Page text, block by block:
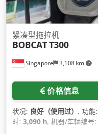
Singapore 3,108 km
紧凑型拖拉机
BOBCATT300
价格信息
状况: 良好（使用过） , 功能:
时: 3,090 h, 机器/车辆编号: